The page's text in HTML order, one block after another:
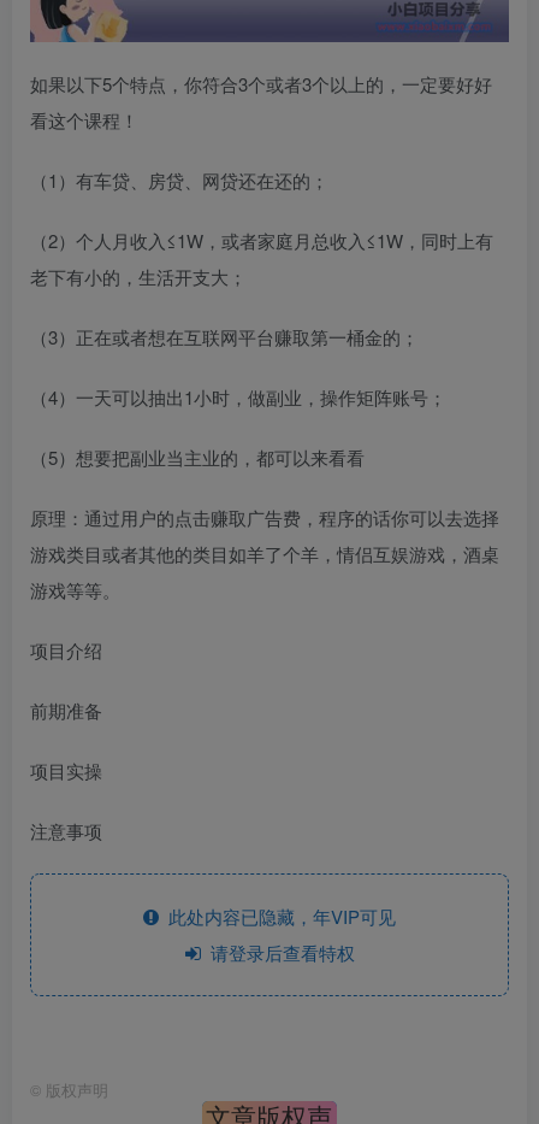
如果以下5个特点，你符合3个或者3个以上的，一定要好好
看这个课程！
（1）有车贷、房贷、网贷还在还的；
（2）个人月收入≤1W，或者家庭月总收入≤1W，同时上有
老下有小的，生活开支大；
（3）正在或者想在互联网平台赚取第一桶金的；
（4）一天可以抽出1小时，做副业，操作矩阵账号；
（5）想要把副业当主业的，都可以来看看
原理：通过用户的点击赚取广告费，程序的话你可以去选择
游戏类目或者其他的类目如羊了个羊，情侣互娱游戏，酒桌
游戏等等。
项目介绍
前期准备
项目实操
注意事项
此处内容已隐藏，年VIP可见
请登录后查看特权
© 版权声明
文章版权声